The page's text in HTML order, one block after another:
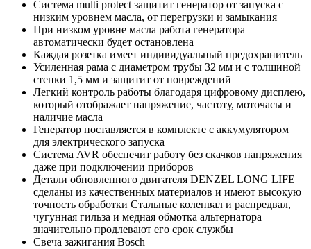
Система multi protect защитит генератор от запуска с
низким уровнем масла, от перегрузки и замыкания
При низком уровне масла работа генератора
автоматически будет остановлена
Каждая розетка имеет индивидуальный предохранитель
Усиленная рама с диаметром трубы 32 мм и с толщиной
стенки 1,5 мм и защитит от повреждений
Легкий контроль работы благодаря цифровому дисплею,
который отображает напряжение, частоту, моточасы и
наличие масла
Генератор поставляется в комплекте с аккумулятором
для электрического запуска
Система AVR обеспечит работу без скачков напряжения
даже при подключении приборов
Детали обновленного двигателя DENZEL LONG LIFE
сделаны из качественных материалов и имеют высокую
точность обработки Стальные коленвал и распредвал,
чугунная гильза и медная обмотка альтернатора
значительно продлевают его срок службы
Свеча зажигания Bosch